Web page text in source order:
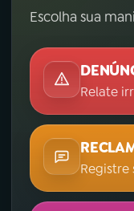
Escolha sua
Relate
Registre